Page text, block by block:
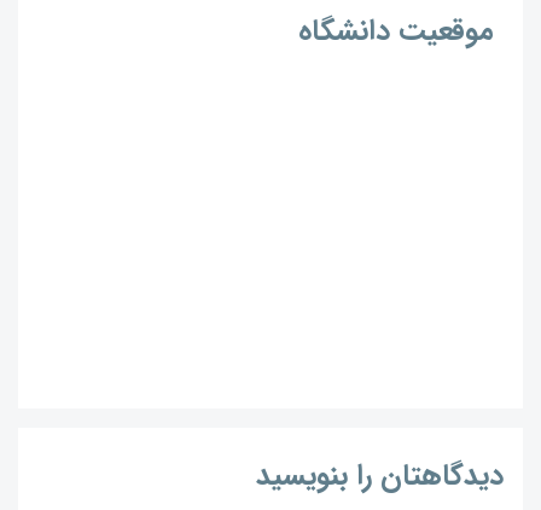
موقعیت دانشگاه
دیدگاهتان را بنویسید